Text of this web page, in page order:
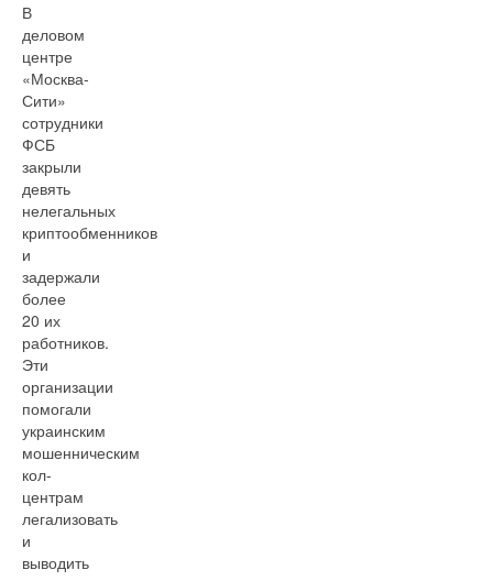
В
деловом
центре
«Москва-
Сити»
сотрудники
ФСБ
закрыли
девять
нелегальных
криптообменников
и
задержали
более
20 их
работников.
Эти
организации
помогали
украинским
мошенническим
кол-
центрам
легализовать
и
выводить